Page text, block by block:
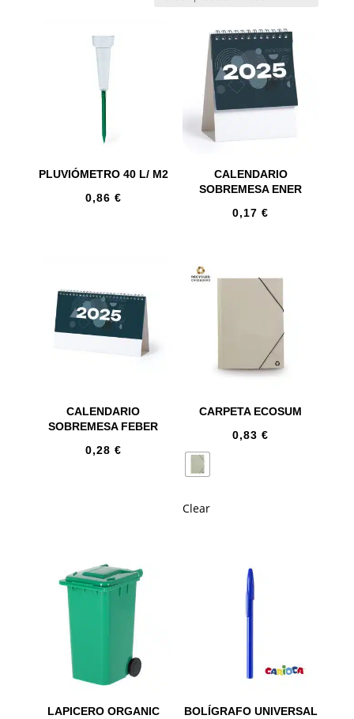
PLUVIÓMETRO 40 L/ M2
0,86 €
CALENDARIO
SOBREMESA ENER
0,17€
CALENDARIO
SOBREMESA FEBER
0,28 €
CARPETA ECOSUM
0,83€
Clear
LAPICERO ORGANIC
BOLÍGRAFO UNIVERSAL